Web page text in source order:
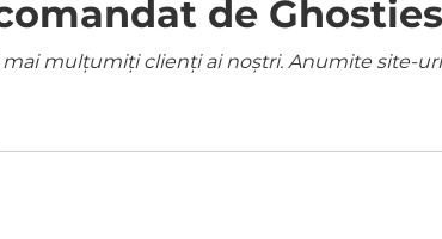
de
mai mulțumiți clienți ai noștri. Anumite site-